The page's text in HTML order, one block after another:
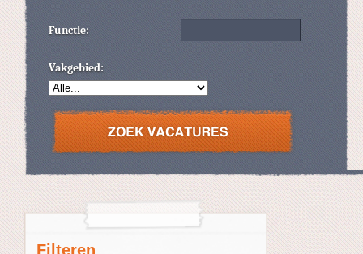
Filteren
Functie:
Vakgebied: